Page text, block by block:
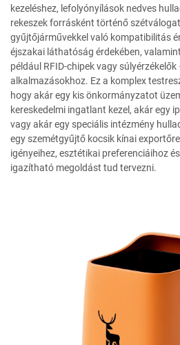
kezeléshez, lefolyónyílások nedves
rekeszek forrásként történő
gyűjtőjárművekkel való kompatibilitás
éjszakai láthatóság érdekében,
például RFID-chipek vagy
alkalmazásokhoz. Ez a komplex
hogy akár egy kis önkormányzatot
kereskedelmi ingatlant kezel, akár egy
vagy akár egy speciális intézmény
egy szemétgyűjtő kocsik kínai
igényeihez, esztétikai preferenciáihoz
igazítható megoldást tud tervezni.